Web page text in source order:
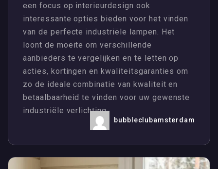
een focus op interieurdesign ook
interessante opties bieden voor het vinden
van de perfecte industriële lampen. Het
loont de moeite om verschillende
aanbieders te vergelijken en te letten op
acties, kortingen en kwaliteitsgaranties om
zo de ideale combinatie van kwaliteit en
betaalbaarheid te vinden voor uw gewenste
industriële verlichting.
bubbleclubamsterdam